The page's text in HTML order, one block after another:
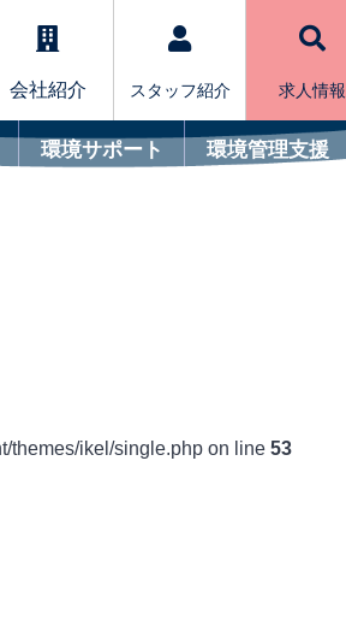
求人情報
スタッフ紹介
会社紹介
環境サポート 環境管理支援
themes/ikel/single.php on line 53